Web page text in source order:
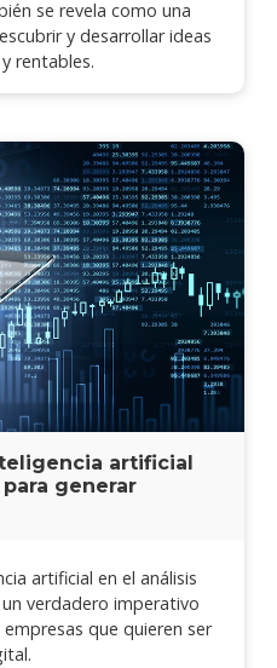
se revela como una
y desarrollar ideas
rentables.
artificial
generar
artificial en el análisis
verdadero imperativo
que quieren ser